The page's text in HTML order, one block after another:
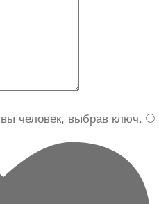
человек, выбрав ключ.